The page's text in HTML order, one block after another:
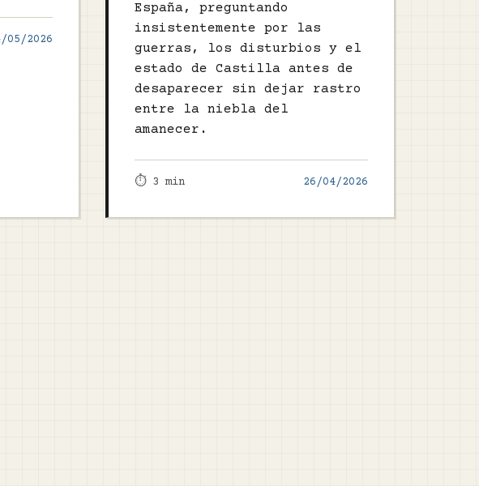
05/2026
España, preguntando
insistentemente por las
guerras, los disturbios y el
estado de Castilla antes de
desaparecer sin dejar rastro
entre la niebla del
amanecer.
⏱️ 3 min 26/04/2026